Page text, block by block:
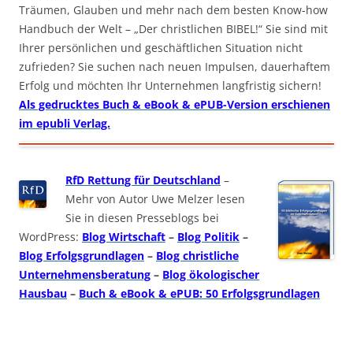
Träumen, Glauben und mehr nach dem besten Know-how
Handbuch der Welt – „Der christlichen BIBEL!“ Sie sind mit
Ihrer persönlichen und geschäftlichen Situation nicht
zufrieden? Sie suchen nach neuen Impulsen, dauerhaftem
Erfolg und möchten Ihr Unternehmen langfristig sichern!
Als gedrucktes Buch & eBook & ePUB-Version erschienen
im epubli Verlag.
RfD Rettung für Deutschland –
Mehr von Autor Uwe Melzer lesen
Sie in diesen Presseblogs bei
WordPress: Blog Wirtschaft – Blog Politik –
Blog Erfolgsgrundlagen – Blog christliche
Unternehmensberatung – Blog ökologischer
Hausbau – Buch & eBook & ePUB: 50 Erfolgsgrundlagen